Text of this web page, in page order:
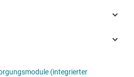
(integrierter